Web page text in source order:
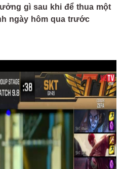
gì sau khi để thua một
ngày hôm qua trước